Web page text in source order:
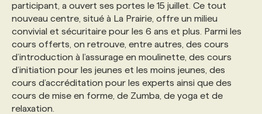
NOS TARIFS
PROGRAMMES DE SUBVENTIONS
FAQ
ANNONCEZ AVEC NOUS
participant, a ouvert ses portes le 15 juillet. Ce tout
nouveau centre, situé à La Prairie, offre un milieu
convivial et sécuritaire pour les 6 ans et plus. Parmi les
cours offerts, on retrouve, entre autres, des cours
d’introduction à l’assurage en moulinette, des cours
d’initiation pour les jeunes et les moins jeunes, des
cours d’accréditation pour les experts ainsi que des
cours de mise en forme, de Zumba, de yoga et de
relaxation.